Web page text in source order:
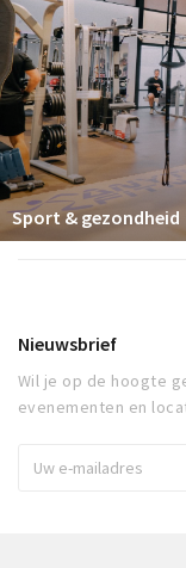
Sport & gezondheid
Nieuwsbrief
Wil je op de hoogte
evenementen en